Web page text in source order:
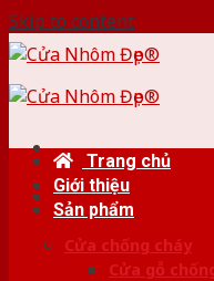
Skip to content
Trang chủ
Giới thiệu
Sản phẩm
Cửa chống cháy
Cửa gỗ